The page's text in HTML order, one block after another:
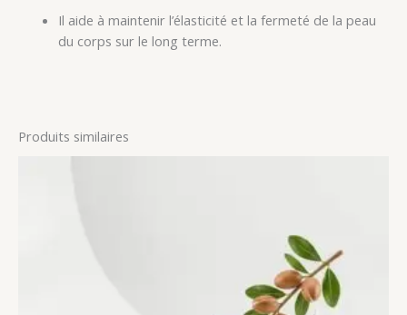
Il aide à maintenir l’élasticité et la fermeté de la peau
du corps sur le long terme.
Produits similaires